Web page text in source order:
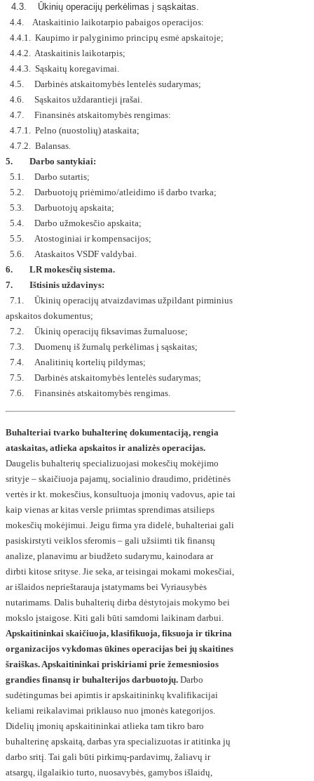
4.3. Ūkinių operacijų perkėlimas į sąskaitas.
4.4. Ataskaitinio laikotarpio pabaigos operacijos:
4.4.1. Kaupimo ir palyginimo principų esmė apskaitoje;
4.4.2. Ataskaitinis laikotarpis;
4.4.3. Sąskaitų koregavimai.
4.5. Darbinės atskaitomybės lentelės sudarymas;
4.6. Sąskaitos uždarantieji įrašai.
4.7. Finansinės atskaitomybės rengimas:
4.7.1. Pelno (nuostolių) ataskaita;
4.7.2. Balansas.
5. Darbo santykiai:
5.1. Darbo sutartis;
5.2. Darbuotojų priėmimo/atleidimo iš darbo tvarka;
5.3. Darbuotojų apskaita;
5.4. Darbo užmokesčio apskaita;
5.5. Atostoginiai ir kompensacijos;
5.6. Ataskaitos VSDF valdybai.
6. LR mokesčių sistema.
7. Ištisinis uždavinys:
7.1. Ūkinių operacijų atvaizdavimas užpildant pirminius
apskaitos dokumentus;
7.2. Ūkinių operacijų fiksavimas žurnaluose;
7.3. Duomenų iš žurnalų perkėlimas į sąskaitas;
7.4. Analitinių kortelių pildymas;
7.5. Darbinės atskaitomybės lentelės sudarymas;
7.6. Finansinės atskaitomybės rengimas.
Buhalteriai tvarko buhalterinę dokumentaciją, rengia
ataskaitas, atlieka apskaitos ir analizės operacijas.
Daugelis buhalterių specializuojasi mokesčių mokėjimo
srityje – skaičiuoja pajamų, socialinio draudimo, pridėtinės
vertės ir kt. mokesčius, konsultuoja įmonių vadovus, apie tai
kaip vienas ar kitas versle priimtas sprendimas atsilieps
mokesčių mokėjimui. Jeigu firma yra didelė, buhalteriai gali
pasiskirstyti veiklos sferomis – gali užsiimti tik finansų
analize, planavimu ar biudžeto sudarymu, kainodara ar
dirbti kitose srityse. Jie seka, ar teisingai mokami mokesčiai,
ar išlaidos neprieštarauja įstatymams bei Vyriausybės
nutarimams. Dalis buhalterių dirba dėstytojais mokymo bei
mokslo įstaigose. Kiti gali būti samdomi laikinam darbui.
Apskaitininkai skaičiuoja, klasifikuoja, fiksuoja ir tikrina
organizacijos vykdomas ūkines operacijas bei jų skaitines
šraiškas. Apskaitininkai priskiriami prie žemesniosios
grandies finansų ir buhalterijos darbuotojų. Darbo
sudėtingumas bei apimtis ir apskaitininkų kvalifikacijai
keliami reikalavimai priklauso nuo įmonės kategorijos.
Didelių įmonių apskaitininkai atlieka tam tikro baro
buhalterinę apskaitą, darbas yra specializuotas ir atitinka jų
darbo sritį. Tai gali būti pirkimų-pardavimų, žaliavų ir
atsargų, ilgalaikio turto, nuosavybės, gamybos išlaidų,